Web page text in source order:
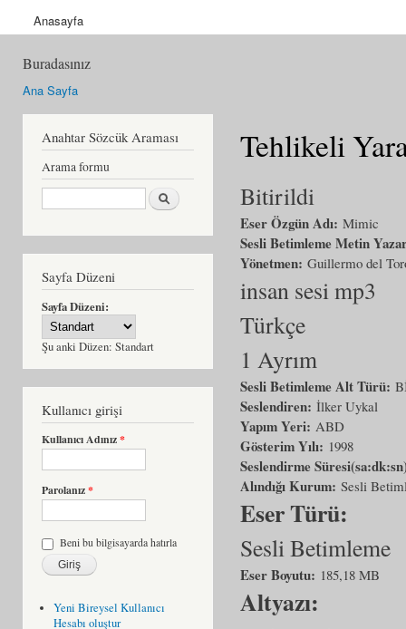
Anasayfa
Buradasınız
Ana Sayfa
Anahtar Sözcük Araması
Arama formu
Ara
Sayfa Düzeni
Sayfa Düzeni:
Şu anki Düzen: Standart
Kullanıcı girişi
Kullanıcı Adınız*
Parolanız*
Beni bu bilgisayarda hatırla
Yeni Bireysel Kullanıcı
Hesabı oluştur
Tehlikeli
Bitirildi
Eser Özgün Adı: Mimic
Sesli Betimleme Metin
Yönetmen: Guillermo del
insan sesi mp3
Türkçe
1 Ayrım
Sesli Betimleme Alt Türü:
Seslendiren: İlker Uykal
Yapım Yeri: ABD
Gösterim Yılı: 1998
Seslendirme
Alındığı Kurum: Sesli
Eser Türü:
Sesli Betimleme
Eser Boyutu: 185,18 MB
Altyazı: